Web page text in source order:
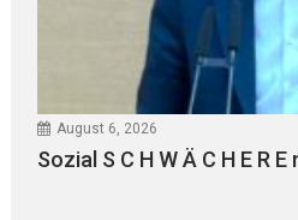
August 6, 2026
Sozial S C H W Ä C H E R